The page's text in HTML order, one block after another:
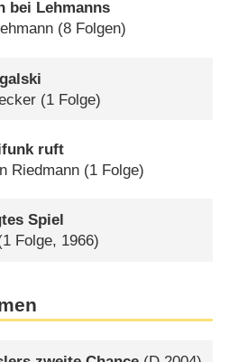
bei Lehmanns
(8 Folgen)
(1 Folge)
ruft
Riedmann (1 Folge)
Spiel
Folge, 1966)